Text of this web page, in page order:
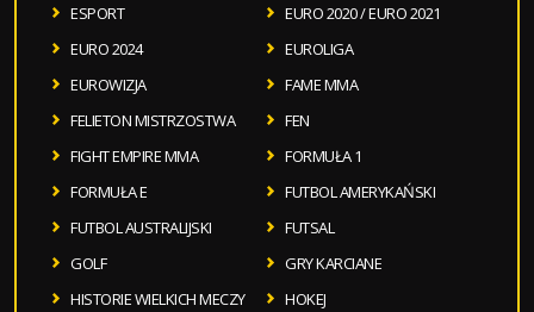
ESPORT
EURO 2020 / EURO 2021
EURO 2024
EUROLIGA
EUROWIZJA
FAME MMA
FELIETON MISTRZOSTWA
FEN
FIGHT EMPIRE MMA
FORMUŁA 1
FORMUŁA E
FUTBOL AMERYKAŃSKI
FUTBOL AUSTRALIJSKI
FUTSAL
GOLF
GRY KARCIANE
HISTORIE WIELKICH MECZY
HOKEJ